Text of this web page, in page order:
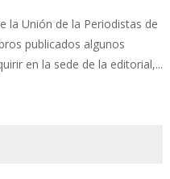
la Unión de la Periodistas de
publicados algunos
en la sede de la editorial,...